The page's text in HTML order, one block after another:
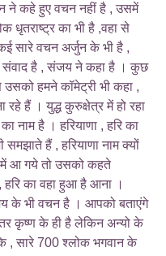
ने कहे हुए वचन नहीं है , उसमें
धृतराष्ट्र का भी है ,वहा से
सारे वचन अर्जुन के भी है ,
संवाद है , संजय ने कहा है । कुछ
हमने कॉमेट्री भी कहा ,
रहे हैं । युद्ध कुरुक्षेत्र में हो रहा
नाम है । हरियाणा , हरि का
हैं , हरियाणा नाम क्यों
में आ गये तो उसको कहते
, हरि का वहा हुआ है आना ।
के भी वचन है । आपको बताएंगे
कृष्ण के ही है लेकिन अन्यो के
, सारे 700 श्लोक भगवान के